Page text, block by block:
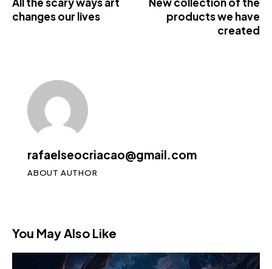
changes our lives
products we have
created
rafaelseocriacao@gmail.com
ABOUT AUTHOR
You May Also Like